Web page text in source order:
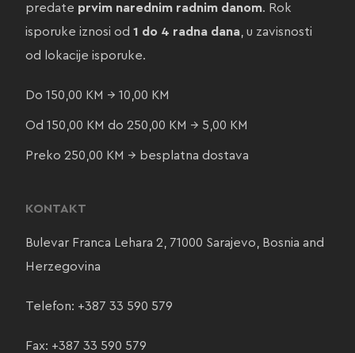
predate prvim narednim radnim danom. Rok
isporuke iznosi od 1 do 4 radna dana, u zavisnosti
od lokacije isporuke.
Do 150,00 KM → 10,00 KM
Od 150,00 KM do 250,00 KM → 5,00 KM
Preko 250,00 KM → besplatna dostava
KONTAKT
Bulevar Franca Lehara 2, 71000 Sarajevo, Bosnia and
Herzegovina
Telefon: +387 33 590 579
Fax: +387 33 590 579